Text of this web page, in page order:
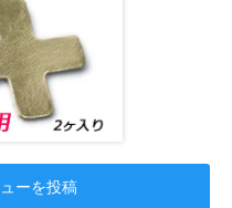
ーを投稿